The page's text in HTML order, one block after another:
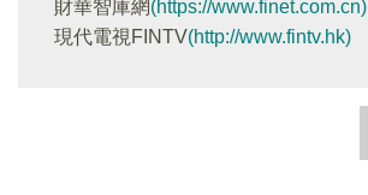
財華智庫網(https://www.finet.com.cn)
現代電視FINTV(http://www.fintv.hk)